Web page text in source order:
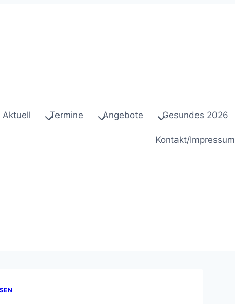
Aktuell Termine Angebote Gesundes 2026
Kontakt/Impressum